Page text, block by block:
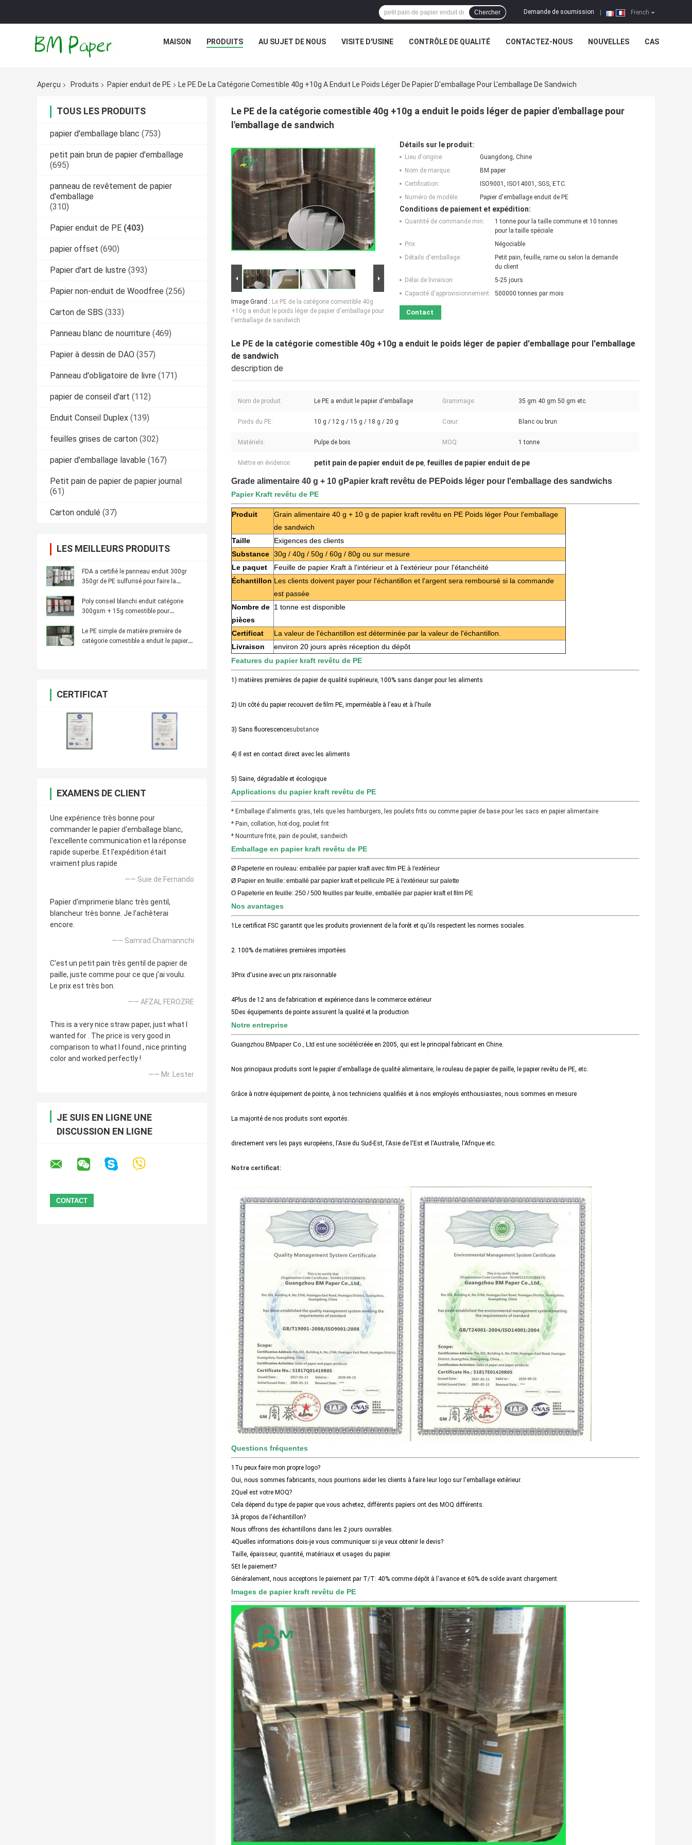
French
Demande de soumission
Chercher
MAISON PRODUITS AU SUJET DE NOUS VISITE D'USINE CONTRÔLE DE QUALITÉ CONTACTEZ-NOUS NOUVELLES CAS
Aperçu Produits Papier enduit de PE Le PE De La Catégorie Comestible 40g +10g A Enduit Le Poids Léger De Papier D'emballage Pour L'emballage De Sandwich
TOUS LES PRODUITS
papier d'emballage blanc (753)
petit pain brun de papier d'emballage
(695)
panneau de revêtement de papier
d'emballage
(310)
Papier enduit de PE (403)
papier offset (690)
Papier d'art de lustre (393)
Papier non-enduit de Woodfree (256)
Carton de SBS (333)
Panneau blanc de nourriture (469)
Papier à dessin de DAO (357)
Panneau d'obligatoire de livre (171)
papier de conseil d'art (112)
Enduit Conseil Duplex (139)
feuilles grises de carton (302)
papier d'emballage lavable (167)
Petit pain de papier de papier journal
(61)
Carton ondulé (37)
LES MEILLEURS PRODUITS
FDA a certifié le panneau enduit 300gr
350gr de PE sulfurisé pour faire la
Poly conseil blanchi enduit catégorie
300gsm + 15g comestible pour
Le PE simple de matière première de
catégorie comestible a enduit le papier
CERTIFICAT
EXAMENS DE CLIENT
Une expérience très bonne pour
commander le papier d'emballage blanc,
l'excellente communication et la réponse
rapide superbe. Et l'expédition était
vraiment plus rapide
—— Suie de Fernando
Papier d'imprimerie blanc très gentil,
blancheur très bonne. Je l'achèterai
encore.
—— Samrad Chamannchi
C'est un petit pain très gentil de papier de
paille, juste comme pour ce que j'ai voulu.
Le prix est très bon.
—— AFZAL FEROZRE
This is a very nice straw paper, just what I
wanted for . The price is very good in
comparison to what I found , nice printing
color and worked perfectly !
—— Mr. Lester
JE SUIS EN LIGNE UNE
DISCUSSION EN LIGNE
Le PE de la catégorie comestible 40g +10g a enduit le poids léger de papier d'emballage pour
l'emballage de sandwich
Image Grand : Le PE de la catégorie comestible 40g
+10g a enduit le poids léger de papier d'emballage pour
l'emballage de sandwich
Détails sur le produit:
Lieu d'origine:
Guangdong, Chine
Nom de marque:
BM paper
Certification:
ISO9001, ISO14001, SGS, ETC.
Numéro de modèle:
Papier d'emballage enduit de PE
Conditions de paiement et expédition:
Quantité de commande min:
1 tonne pour la taille commune et 10 tonnes
pour la taille spéciale
Prix:
Négociable
Détails d'emballage:
Petit pain, feuille, rame ou selon la demande
du client
Délai de livraison:
5-25 jours
Capacité d'approvisionnement:
500000 tonnes par mois
Contact
Le PE de la catégorie comestible 40g +10g a enduit le poids léger de papier d'emballage pour l'emballage
de sandwich
description de
Nom de produit: Le PE a enduit le papier d'emballage Grammage: 35 gm 40 gm 50 gm etc.
Poids du PE: 10 g / 12 g / 15 g / 18 g / 20 g Cœur: Blanc ou brun
Matériels: Pulpe de bois MOQ: 1 tonne
Mettre en évidence: petit pain de papier enduit de pe, feuilles de papier enduit de pe
Grade alimentaire 40 g + 10 g Papier kraft revêtu de PE Poids léger pour l'emballage des sandwichs
Papier Kraft revêtu de PE
Produit
Grain alimentaire 40 g + 10 g de papier kraft revêtu en PE Poids léger Pour l'emballage
de sandwich
Taille
Exigences des clients
Substance 30g / 40g / 50g / 60g / 80g ou sur mesure
Le paquet
Feuille de papier Kraft à l'intérieur et à l'extérieur pour l'étanchéité
Échantillon Les clients doivent payer pour l'échantillon et l'argent sera remboursé si la commande
est passée
Nombre de
pièces
1 tonne est disponible
Certificat
La valeur de l'échantillon est déterminée par la valeur de l'échantillon.
Livraison
environ 20 jours après réception du dépôt
Features du papier kraft revêtu de PE
1) matières premières de papier de qualité supérieure, 100% sans danger pour les aliments
2) Un côté du papier recouvert de film PE, imperméable à l'eau et à l'huile
3) Sans fluorescencesubstance
4) Il est en contact direct avec les aliments
5) Saine, dégradable et écologique
Applications du papier kraft revêtu de PE
* Emballage d'aliments gras, tels que les hamburgers, les poulets frits ou comme papier de base pour les sacs en papier alimentaire
* Pain, collation, hot-dog, poulet frit
* Nourriture frite, pain de poulet, sandwich
Emballage en papier kraft revêtu de PE
Ø Papeterie en rouleau: emballée par papier kraft avec film PE à l'extérieur
Ø Papier en feuille: emballé par papier kraft et pellicule PE à l'extérieur sur palette
O Papeterie en feuille: 250 / 500 feuilles par feuille, emballée par papier kraft et film PE
Nos avantages
1Le certificat FSC garantit que les produits proviennent de la forêt et qu'ils respectent les normes sociales.
2. 100% de matières premières importées
3Prix d'usine avec un prix raisonnable
4Plus de 12 ans de fabrication et expérience dans le commerce extérieur
5Des équipements de pointe assurent la qualité et la production
Notre entreprise
Guangzhou BMpaper Co., Ltd est une sociétécréée en 2005, qui est le principal fabricant en Chine.
Nos principaux produits sont le papier d'emballage de qualité alimentaire, le rouleau de papier de paille, le papier revêtu de PE, etc.
Grâce à notre équipement de pointe, à nos techniciens qualifiés et à nos employés enthousiastes, nous sommes en mesure
La majorité de nos produits sont exportés.
directement vers les pays européens, l'Asie du Sud-Est, l'Asie de l'Est et l'Australie, l'Afrique etc.
Notre certificat:
Questions fréquentes
1Tu peux faire mon propre logo?
Oui, nous sommes fabricants, nous pourrions aider les clients à faire leur logo sur l'emballage extérieur.
2Quel est votre MOQ?
Cela dépend du type de papier que vous achetez, différents papiers ont des MOQ différents.
3À propos de l'échantillon?
Nous offrons des échantillons dans les 2 jours ouvrables.
4Quelles informations dois-je vous communiquer si je veux obtenir le devis?
Taille, épaisseur, quantité, matériaux et usages du papier.
5Et le paiement?
Généralement, nous acceptons le paiement par T/T: 40% comme dépôt à l'avance et 60% de solde avant chargement.
Images de papier kraft revêtu de PE